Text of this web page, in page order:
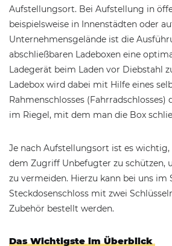
Aufstellungsort. Bei Aufstellung in
beispielsweise in Innenstädten oder
Unternehmensgelände ist die
abschließbaren Ladeboxen eine
Ladegerät beim Laden vor Diebstahl
Ladebox wird dabei mit Hilfe eines
Rahmenschlosses
im Riegel, mit dem man die Box
Je nach Aufstellungsort ist es wichtig,
dem Zugriff Unbefugter zu schützen,
zu vermeiden. Hierzu kann bei uns im
Steckdosenschloss mit zwei
Zubehör bestellt werden.
Das Wichtigste im Überblick